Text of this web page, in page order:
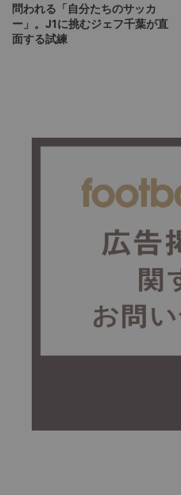
問われる「自分たちのサッカ
ー」。J1に挑むジェフ千葉が直
面する試練